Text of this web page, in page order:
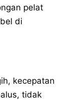
pelat
di
kecepatan
tidak